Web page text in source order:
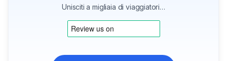
Unisciti a migliaia di viaggiatori…